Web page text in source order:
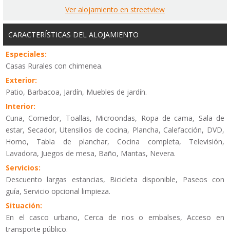
Ver alojamiento en streetview
CARACTERÍSTICAS DEL ALOJAMIENTO
Especiales:
Casas Rurales con chimenea.
Exterior:
Patio, Barbacoa, Jardín, Muebles de jardín.
Interior:
Cuna, Comedor, Toallas, Microondas, Ropa de cama, Sala de
estar, Secador, Utensilios de cocina, Plancha, Calefacción, DVD,
Horno, Tabla de planchar, Cocina completa, Televisión,
Lavadora, Juegos de mesa, Baño, Mantas, Nevera.
Servicios:
Descuento largas estancias, Bicicleta disponible, Paseos con
guía, Servicio opcional limpieza.
Situación:
En el casco urbano, Cerca de rios o embalses, Acceso en
transporte público.